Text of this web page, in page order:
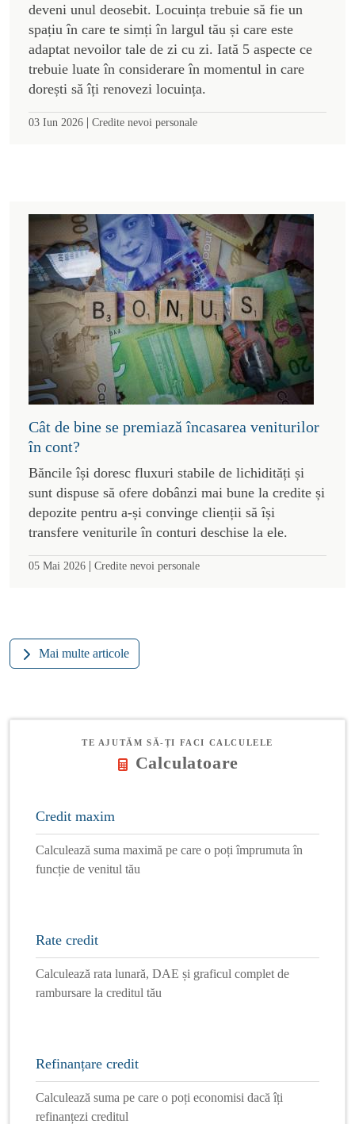
deveni unul deosebit. Locuința trebuie să fie un
spațiu în care te simți în largul tău și care este
adaptat nevoilor tale de zi cu zi. Iată 5 aspecte ce
trebuie luate în considerare în momentul in care
dorești să îți renovezi locuința.
03 Iun 2026 | Credite nevoi personale
Cât de bine se premiază încasarea veniturilor
în cont?
Băncile își doresc fluxuri stabile de lichidități și
sunt dispuse să ofere dobânzi mai bune la credite și
depozite pentru a-și convinge clienții să își
transfere veniturile în conturi deschise la ele.
05 Mai 2026 | Credite nevoi personale
Mai multe articole
TE AJUTĂM SĂ-ȚI FACI CALCULELE
Calculatoare
Credit maxim
Calculează suma maximă pe care o poți împrumuta în
funcție de venitul tău
Rate credit
Calculează rata lunară, DAE și graficul complet de
rambursare la creditul tău
Refinanțare credit
Calculează suma pe care o poți economisi dacă îți
refinanțezi creditul